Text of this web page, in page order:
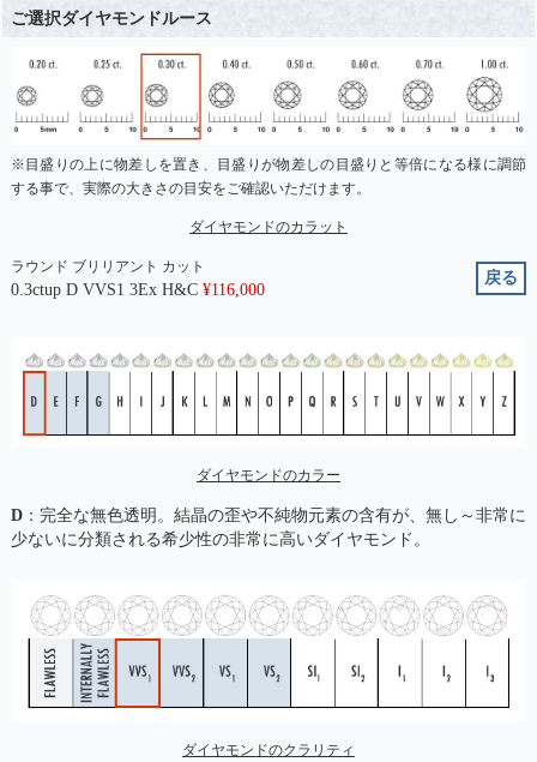
ご選択ダイヤモンドルース
※目盛りの上に物差しを置き、目盛りが物差しの目盛りと等倍になる様に調節
する事で、実際の大きさの目安をご確認いただけます。
ダイヤモンドのカラット
ラウンド ブリリアント カット
0.3ctup D VVS1 3Ex H&C ¥116,000
戻る
ダイヤモンドのカラー
D：完全な無色透明。結晶の歪や不純物元素の含有が、無し～非常に
少ないに分類される希少性の非常に高いダイヤモンド。
ダイヤモンドのクラリティ